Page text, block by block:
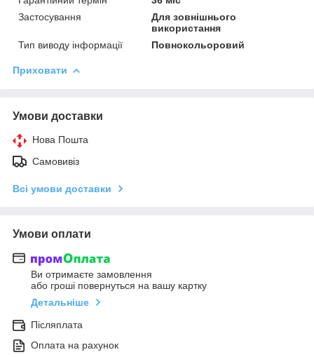
Застосування
Для зовнішнього
використання
Тип виводу інформації
Повнокольоровий
Приховати
Умови доставки
Нова Пошта
Самовивіз
Всі умови доставки
Умови оплати
Ви отримаєте замовлення
або гроші повернуться на вашу картку
Детальніше
Післяплата
Оплата на рахунок